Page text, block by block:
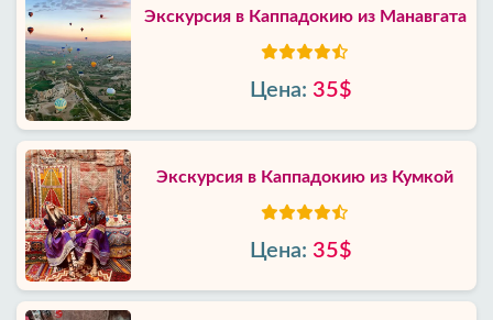
Экскурсия в Каппадокию из Манавгата
Цена: 35$
Экскурсия в Каппадокию из Кумкой
Цена: 35$